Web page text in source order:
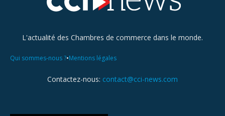
L'actualité des Chambres de commerce dans le monde.
Qui sommes-nous ?•Mentions légales
Contactez-nous: contact@cci-news.com